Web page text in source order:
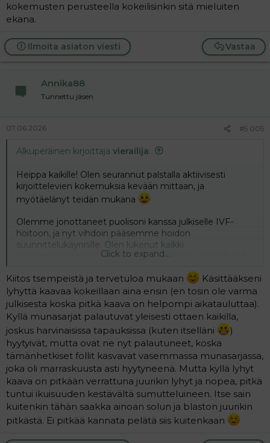
kokemusten perusteella kokeilisinkin sitä mieluiten
ekana.
Vastaa
Ilmoita asiaton viesti
Annika88
Tunnettu jäsen
07.06.2026 #5 005
Alkuperäinen kirjoittaja vierailija:
Heippa kaikille! Olen seurannut palstalla aktiivisesti
kirjoittelevien kokemuksia kevään mittaan, ja
myötäelänyt teidän mukana
Olemme jonottaneet puolisoni kanssa julkiselle IVF-
hoitoon, ja nyt vihdoin pääsemme hoidon
suunnittelukäynnille. Olen lukenut kaikki
taustamateriaalit omapolulta ja ymmärrän, että julkisella
päätöksiin kuin yksityisellä, mutta halusin silti kysellä
teidän kokemuksia pitkä kaava vs lyhyt kaava
stimulaatiossa.
Omaan korvaan kuulostaa aika hurjalta, että munasarjat
laitetaan ”nukkumaan” pitkässä kaavassa. Olen 38v ja
AMH on alhainen, joten toki mietityttää, että meneekö
kroppa sitten kokonaan jonkinlaiseen pre-
menopaussitilaan?
Tsemppiä Annikalle ja näänälle ensi viikkoon!
Click to expand...
Kiitos tsempeistä ja tervetuloa mukaan
Käsittääkseni
lyhyttä kaavaa kokeillaan aina ensin (en tosin ole varma
julkisesta koska pitkä kaava on helpompi aikatauluttaa).
Kyllä munasarjat palautuvat yleisesti ottaen kaikilla,
joskus harvinaisissa tapauksissa (kuten itselläni
)
hyytyivät, mutta ovat ne nyt palautuneet, koska
tämänhetkiset follit kasvavat vasemmassa munasarjassa,
joka oli marraskuusta asti hyytyneenä. Mutta kyllä lyhyt
kaava on pitkään verrattuna juurikin lyhyt ja nopea, pitkä
tuntui ikuisuuden kestävältä sumutteluineen. Itse sain
kuitenkin tähän saakka ainoan solun ja blaston juurikin
pitkästä. Ei pitkää kannata pelätä siis kuitenkaan